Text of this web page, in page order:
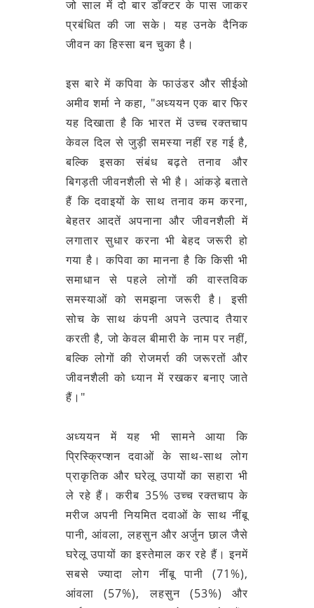
जो साल में दो बार डॉक्टर के पास जाकर
प्रबंधित की जा सके। यह उनके दैनिक
जीवन का हिस्‍सा बन चुका है।
इस बारे में कपिवा के फाउंडर और सीईओ
अमीव शर्मा ने कहा, "अध्ययन एक बार फिर
यह दिखाता है कि भारत में उच्च रक्तचाप
केवल दिल से जुड़ी समस्या नहीं रह गई है,
बल्कि इसका संबंध बढ़ते तनाव और
बिगड़ती जीवनशैली से भी है। आंकड़े बताते
हैं कि दवाइयों के साथ तनाव कम करना,
बेहतर आदतें अपनाना और जीवनशैली में
लगातार सुधार करना भी बेहद जरूरी हो
गया है। कपिवा का मानना है कि किसी भी
समाधान से पहले लोगों की वास्तविक
समस्याओं को समझना जरूरी है। इसी
सोच के साथ कंपनी अपने उत्पाद तैयार
करती है, जो केवल बीमारी के नाम पर नहीं,
बल्कि लोगों की रोजमर्रा की जरूरतों और
जीवनशैली को ध्यान में रखकर बनाए जाते
हैं।"
अध्ययन में यह भी सामने आया कि
प्रिस्क्रिप्शन दवाओं के साथ-साथ लोग
प्राकृतिक और घरेलू उपायों का सहारा भी
ले रहे हैं। करीब 35% उच्च रक्तचाप के
मरीज अपनी नियमित दवाओं के साथ नींबू
पानी, आंवला, लहसुन और अर्जुन छाल जैसे
घरेलू उपायों का इस्तेमाल कर रहे हैं। इनमें
सबसे ज्यादा लोग नींबू पानी (71%),
आंवला (57%), लहसुन (53%) और